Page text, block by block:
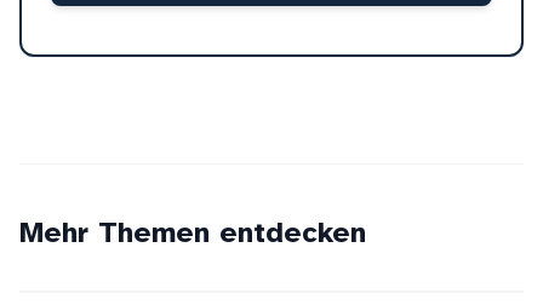
Mehr Themen entdecken